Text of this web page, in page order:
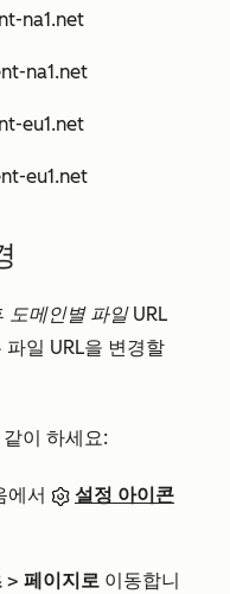
na1.net
na1.net
eu1.net
eu1.net
도메인별 파일 URL
일 URL을 변경할
이 하세요:
에서
설정 아이콘
> 페이지로 이동합니